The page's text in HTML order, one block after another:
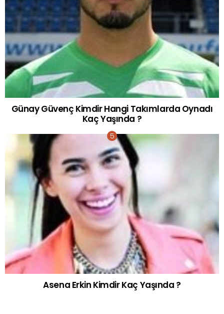
Günay Güvenç Kimdir Hangi Takımlarda Oynadı
Kaç Yaşında ?
Asena Erkin Kimdir Kaç Yaşında ?